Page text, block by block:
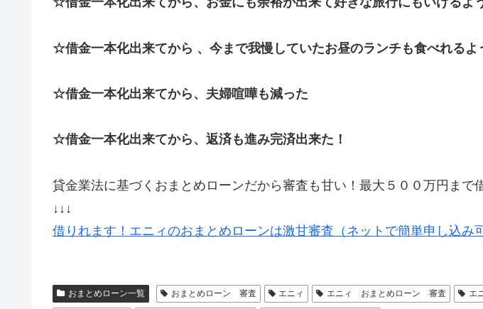
☆借金一本化出来てから 、今まで我慢していたお昼のランチも食べれるよ
☆借金一本化出来てから、夫婦喧嘩も減った
☆借金一本化出来てから、返済も進み完済出来た！
貸金業法に基づくおまとめローンだから審査も甘い！最大５００万円まで
↓↓↓
借りれます！エニィのおまとめローンは激甘審査（ネットで簡単申し込み
おまとめローン一覧 おまとめローン 審査 エニィ エニィ おまとめローン 審査 エ